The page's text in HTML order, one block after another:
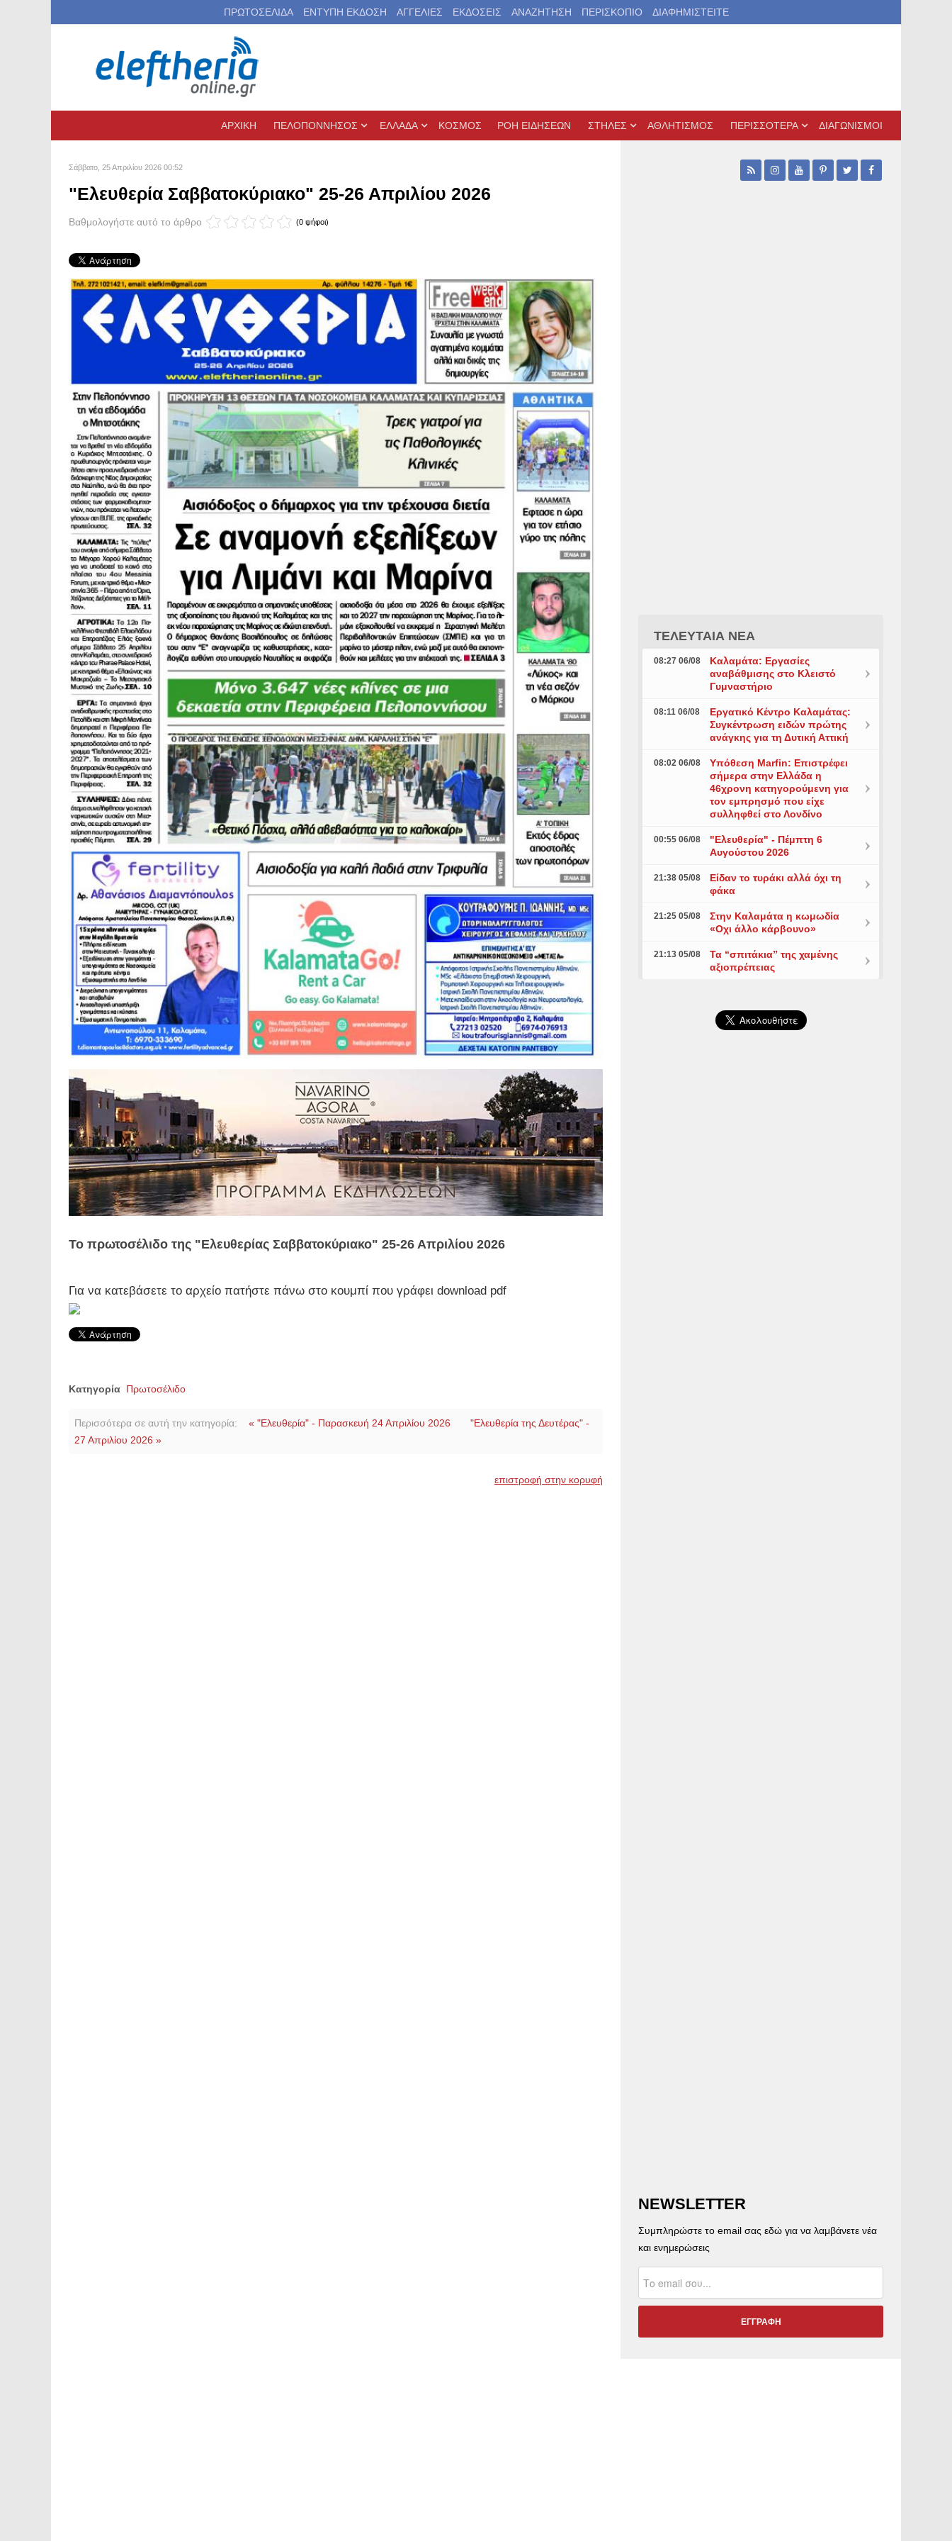
ΠΡΩΤΟΣΕΛΙΔΑ ΕΝΤΥΠΗ ΕΚΔΟΣΗ ΑΓΓΕΛΙΕΣ ΕΚΔΟΣΕΙΣ ΑΝΑΖΗΤΗΣΗ ΠΕΡΙΣΚΟΠΙΟ ΔΙΑΦΗΜΙΣΤΕΙΤΕ
ΑΡΧΙΚΗ ΠΕΛΟΠΟΝΝΗΣΟΣ ΕΛΛΑΔΑ ΚΟΣΜΟΣ ΡΟΗ ΕΙΔΗΣΕΩΝ ΣΤΗΛΕΣ ΑΘΛΗΤΙΣΜΟΣ ΠΕΡΙΣΣΟΤΕΡΑ ΔΙΑΓΩΝΙΣΜΟΙ
Σάββατο, 25 Απριλίου 2026 00:52
"Ελευθερία Σαββατοκύριακο" 25-26 Απριλίου 2026
Βαθμολογήστε αυτό το άρθρο (0 ψήφοι)
Το πρωτοσέλιδο της "Ελευθερίας Σαββατοκύριακο" 25-26 Απριλίου 2026
Για να κατεβάσετε το αρχείο πατήστε πάνω στο κουμπί που γράφει download pdf
Κατηγορία Πρωτοσέλιδο
Περισσότερα σε αυτή την κατηγορία: « "Ελευθερία" - Παρασκευή 24 Απριλίου 2026
"Ελευθερία της Δευτέρας" -
27 Απριλίου 2026 »
επιστροφή στην κορυφή
ΤΕΛΕΥΤΑΙΑ ΝΕΑ
08:27 06/08
Καλαμάτα: Εργασίες
αναβάθμισης στο Κλειστό
Γυμναστήριο
08:11 06/08
Εργατικό Κέντρο Καλαμάτας:
Συγκέντρωση ειδών πρώτης
ανάγκης για τη Δυτική Αττική
08:02 06/08
Υπόθεση Marfin: Επιστρέφει
σήμερα στην Ελλάδα η
46χρονη κατηγορούμενη για
τον εμπρησμό που είχε
συλληφθεί στο Λονδίνο
00:55 06/08
"Ελευθερία" - Πέμπτη 6
Αυγούστου 2026
21:38 05/08
Είδαν το τυράκι αλλά όχι τη
φάκα
21:25 05/08
Στην Καλαμάτα η κωμωδία
«Οχι άλλο κάρβουνο»
21:13 05/08
Τα “σπιτάκια” της χαμένης
αξιοπρέπειας
NEWSLETTER
Συμπληρώστε το email σας εδώ για να λαμβάνετε νέα
και ενημερώσεις